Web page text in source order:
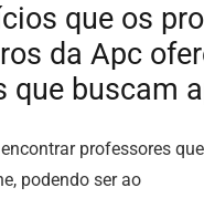
que os
da Apc
que buscam
professores
podendo ser ao